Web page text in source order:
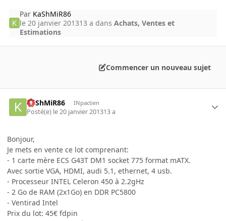
Par KaShMiR86
le 20 janvier 201313 a dansAchats, Ventes et
Estimations
Commencer un nouveau sujet
KaShMiR86 INpactien
Posté(e) le 20 janvier 201313 a
Bonjour,
Je mets en vente ce lot comprenant:
- 1 carte mère ECS G43T DM1 socket 775 format mATX.
Avec sortie VGA, HDMI, audi 5.1, ethernet, 4 usb.
- Processeur INTEL Celeron 450 à 2.2gHz
- 2 Go de RAM (2x1Go) en DDR PC5800
- Ventirad Intel
Prix du lot: 45€ fdpin